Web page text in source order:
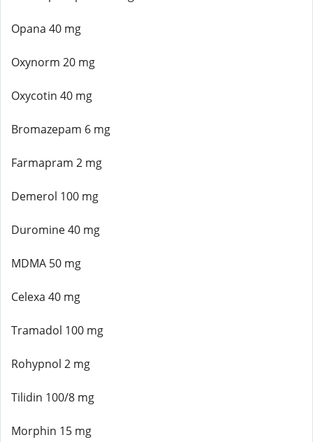
Opana 40 mg
Oxynorm 20 mg
Oxycotin 40 mg
Bromazepam 6 mg
Farmapram 2 mg
Demerol 100 mg
Duromine 40 mg
MDMA 50 mg
Celexa 40 mg
Tramadol 100 mg
Rohypnol 2 mg
Tilidin 100/8 mg
Morphin 15 mg